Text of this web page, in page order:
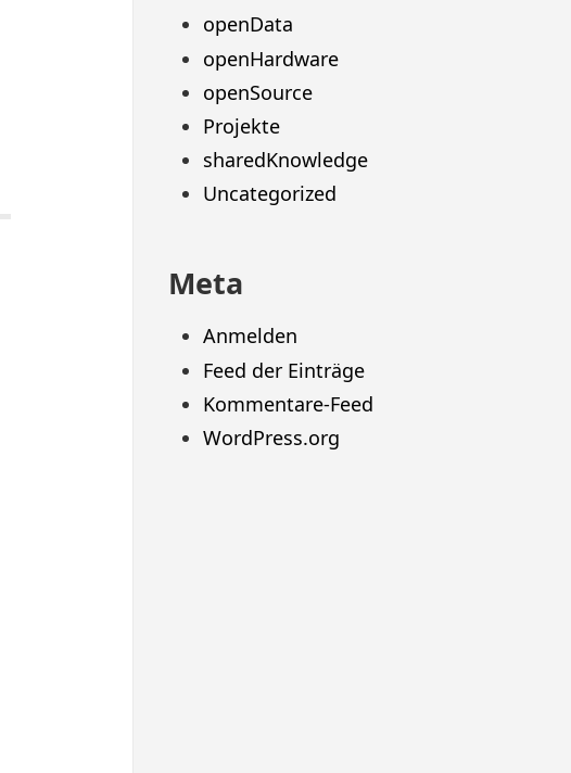
openData
openHardware
openSource
Projekte
sharedKnowledge
Uncategorized
Meta
Anmelden
Feed der Einträge
Kommentare-Feed
WordPress.org